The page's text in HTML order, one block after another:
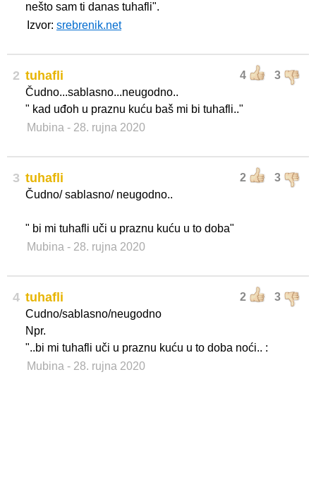
nešto sam ti danas tuhafli".
Izvor: srebrenik.net
2 4 3
tuhafli
Čudno...sablasno...neugodno..
" kad uđoh u praznu kuću baš mi bi tuhafli.."
Mubina - 28. rujna 2020
3 2 3
tuhafli
Čudno/ sablasno/ neugodno..
" bi mi tuhafli uči u praznu kuću u to doba"
Mubina - 28. rujna 2020
4 2 3
tuhafli
Cudno/sablasno/neugodno
Npr.
"..bi mi tuhafli uči u praznu kuću u to doba noći.. :
Mubina - 28. rujna 2020